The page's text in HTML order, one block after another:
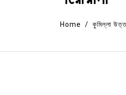
Home কুমিল্লা